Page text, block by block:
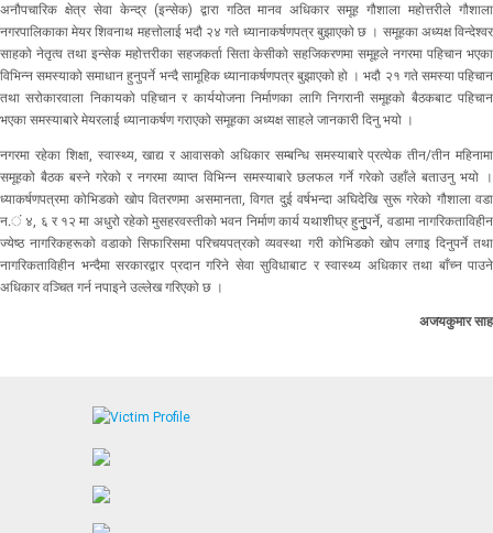
अनौपचारिक क्षेत्र सेवा केन्द्र (इन्सेक) द्वारा गठित मानव अधिकार समूह गौशाला महोत्तरीले गौशाला
नगरपालिकाका मेयर शिवनाथ महत्तोलाई भदौ २४ गते ध्यानाकर्षणपत्र बुझाएको छ । समूहका अध्यक्ष विन्देश्वर
साहको नेतृत्व तथा इन्सेक महोत्तरीका सहजकर्ता सिता केसीको सहजिकरणमा समूहले नगरमा पहिचान भएका
विभिन्न समस्याको समाधान हुनुपर्ने भन्दै सामूहिक ध्यानाकर्षणपत्र बुझाएको हो । भदौ २१ गते समस्या पहिचान
तथा सरोकारवाला निकायको पहिचान र कार्ययोजना निर्माणका लागि निगरानी समूहको बैठकबाट पहिचान
भएका समस्याबारे मेयरलाई ध्यानाकर्षण गराएको समूहका अध्यक्ष साहले जानकारी दिनु भयो ।
नगरमा रहेका शिक्षा, स्वास्थ्य, खाद्य र आवासको अधिकार सम्बन्धि समस्याबारे प्रत्येक तीन/तीन महिनामा
समूहको बैठक बस्ने गरेको र नगरमा व्याप्त विभिन्न समस्याबारे छलफल गर्ने गरेको उहाँले बताउनु भयो ।
ध्याकर्षणपत्रमा कोभिडको खोप वितरणमा असमानता, विगत दुई वर्षभन्दा अघिदेखि सुरू गरेको गौशाला वडा
न.ं ४, ६ र १२ मा अधुरो रहेको मुसहरवस्तीको भवन निर्माण कार्य यथाशीघ्र हुनुुपर्ने, वडामा नागरिकताविहीन
ज्येष्ठ नागरिकहरूको वडाको सिफारिसमा परिचयपत्रको व्यवस्था गरी कोभिडको खोप लगाइ दिनुपर्ने तथा
नागरिकताविहीन भन्दैमा सरकारद्वार प्रदान गरिने सेवा सुविधाबाट र स्वास्थ्य अधिकार तथा बाँच्न पाउने
अधिकार वञ्चित गर्न नपाइने उल्लेख गरिएको छ ।
अजयकुमार साह